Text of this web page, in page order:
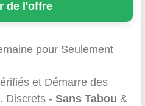
de l'offre
pour Seulement
et Démarre des
Discrets - Sans Tabou &